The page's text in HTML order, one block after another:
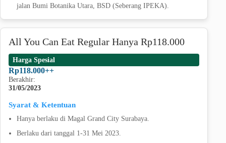
jalan Bumi Botanika Utara, BSD (Seberang IPEKA).
All You Can Eat Regular Hanya Rp118.000
Harga Spesial
Rp118.000++
Berakhir:
31/05/2023
Syarat & Ketentuan
Hanya berlaku di Magal Grand City Surabaya.
Berlaku dari tanggal 1-31 Mei 2023.